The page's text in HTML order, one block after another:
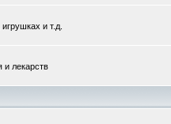
и т.д.
и лекарств